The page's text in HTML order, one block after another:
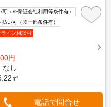
可（※保証会社利用等条件有）
払い可（※一部条件有）
イン相談可
円
なし
㎡
電話で問合せ